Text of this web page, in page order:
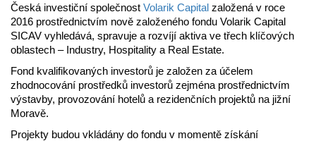
Česká investiční společnost Volarik Capital založená v roce
2016 prostřednictvím nově založeného fondu Volarik Capital
SICAV vyhledává, spravuje a rozvíjí aktiva ve třech klíčových
oblastech – Industry, Hospitality a Real Estate.
Fond kvalifikovaných investorů je založen za účelem
zhodnocování prostředků investorů zejména prostřednictvím
výstavby, provozování hotelů a rezidenčních projektů na jižní
Moravě.
Projekty budou vkládány do fondu v momentě získání